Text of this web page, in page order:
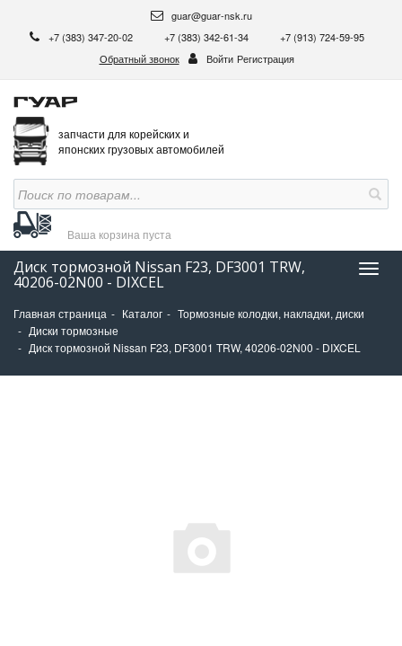
guar@guar-nsk.ru
+7 (383) 347-20-02
+7 (383) 342-61-34
+7 (913) 724-59-95
Обратный звонок
Войти Регистрация
запчасти для корейских и
японских грузовых автомобилей
Ваша корзина пуста
Диск тормозной Nissan F23, DF3001 TRW,
40206-02N00 - DIXCEL
Главная страница Каталог
Тормозные колодки, накладки, диски
Диски тормозные
Диск тормозной Nissan F23, DF3001 TRW, 40206-02N00 - DIXCEL